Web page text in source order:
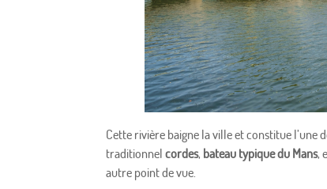
Cette rivière baigne la ville et constitue l’une
traditionnelcordes, bateau typique du Mans,
autre point de vue.